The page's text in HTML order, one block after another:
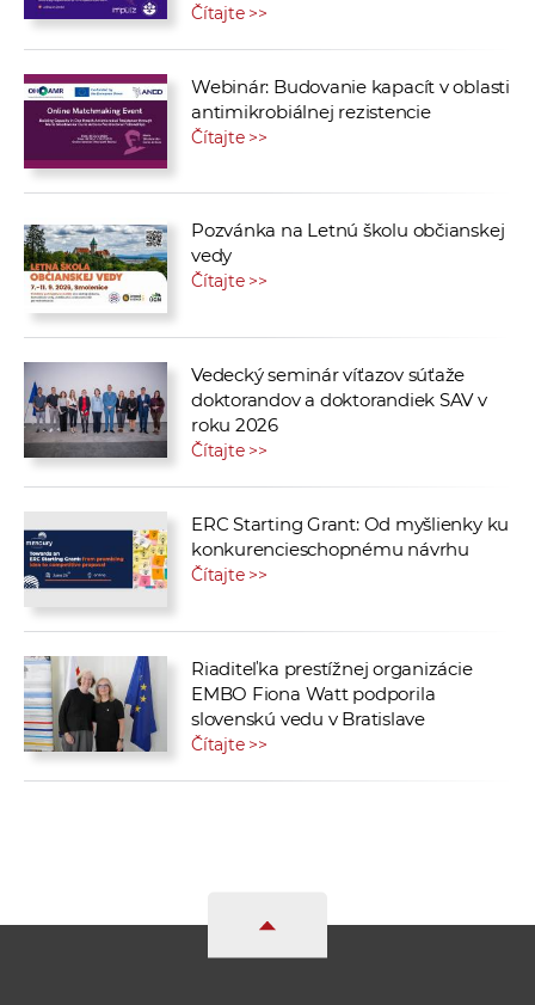
Čítajte >>
Webinár: Budovanie kapacít v oblasti
antimikrobiálnej rezistencie
Čítajte >>
Pozvánka na Letnú školu občianskej
vedy
Čítajte >>
Vedecký seminár víťazov súťaže
doktorandov a doktorandiek SAV v
roku 2026
Čítajte >>
ERC Starting Grant: Od myšlienky ku
konkurencieschopnému návrhu
Čítajte >>
Riaditeľka prestížnej organizácie
EMBO Fiona Watt podporila
slovenskú vedu v Bratislave
Čítajte >>